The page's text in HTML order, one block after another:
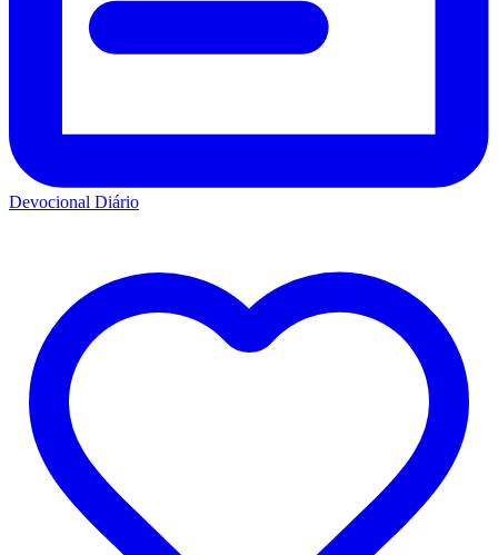
Devocional Diário